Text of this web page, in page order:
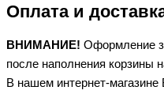
Оплата и
ВНИМАНИЕ! Оформление
после наполнения корзины
В нашем интернет-